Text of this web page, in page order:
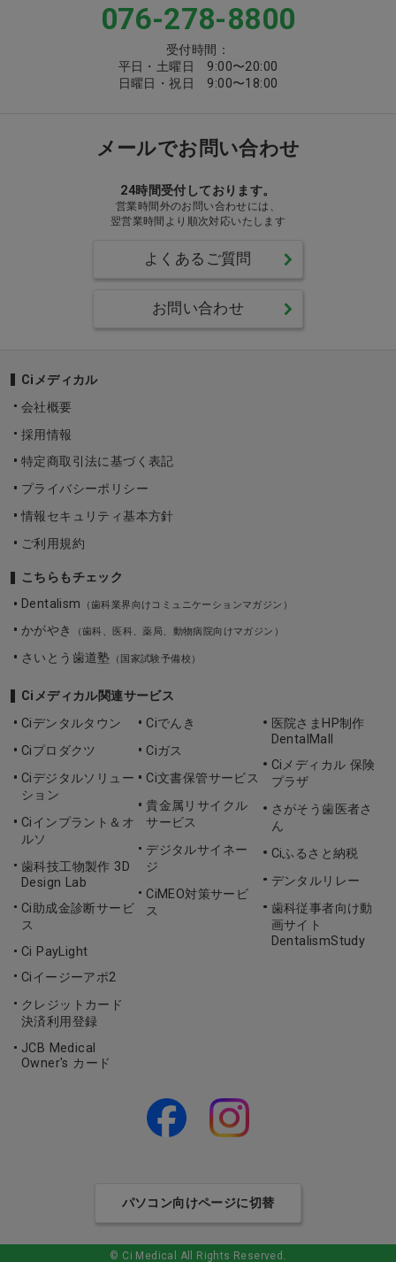
076-278-8800
受付時間：
平日・土曜日 9:00〜20:00
日曜日・祝日 9:00〜18:00
メールでお問い合わせ
24時間受付しております。
営業時間外のお問い合わせには、
翌営業時間より順次対応いたします
よくあるご質問
お問い合わせ
Ciメディカル
会社概要
採用情報
特定商取引法に基づく表記
プライバシーポリシー
情報セキュリティ基本方針
ご利用規約
こちらもチェック
Dentalism
（歯科業界向けコミュニケーションマガジン）
かがやき （歯科、医科、薬局、動物病院向けマガジン）
さいとう歯道塾 （国家試験予備校）
Ciメディカル関連サービス
Ciデンタルタウン
Ciプロダクツ
Ciデジタルソリュー
ション
Ciインプラント＆オ
ルソ
歯科技工物製作 3D
Design Lab
Ci助成金診断サービ
ス
Ci PayLight
Ciイージーアポ2
クレジットカード
決済利用登録
JCB Medical
Owner's カード
Ciでんき
Ciガス
Ci文書保管サービス
貴金属リサイクル
サービス
デジタルサイネー
ジ
CiMEO対策サービ
ス
医院さまHP制作
DentalMall
Ciメディカル 保険
プラザ
さがそう歯医者さ
ん
Ciふるさと納税
デンタルリレー
歯科従事者向け動
画サイト
DentalismStudy
パソコン向けページに切替
© Ci Medical All Rights Reserved.